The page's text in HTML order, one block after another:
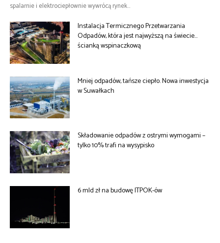
spalarnie i elektrociepłownie wywrócą rynek...
Instalacja Termicznego Przetwarzania
Odpadów, która jest najwyższą na świecie…
ścianką wspinaczkową
Mniej odpadów, tańsze ciepło. Nowa inwestycja
w Suwałkach
Składowanie odpadów z ostrymi wymogami –
tylko 10% trafi na wysypisko
6 mld zł na budowę ITPOK-ów